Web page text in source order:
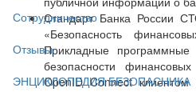
Сотрудничество
Отзывы
ЭНЦИКЛОПЕДИЯ БЕЗОПАСНИКА
Стандарт Банка России
«Безопасность
Прикладные
безопасности
OpenID Connect клиентом